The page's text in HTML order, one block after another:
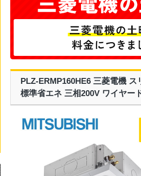
PLZ-ERMP160HE6 三菱電機
標準省エネ 三相200V ワイヤー